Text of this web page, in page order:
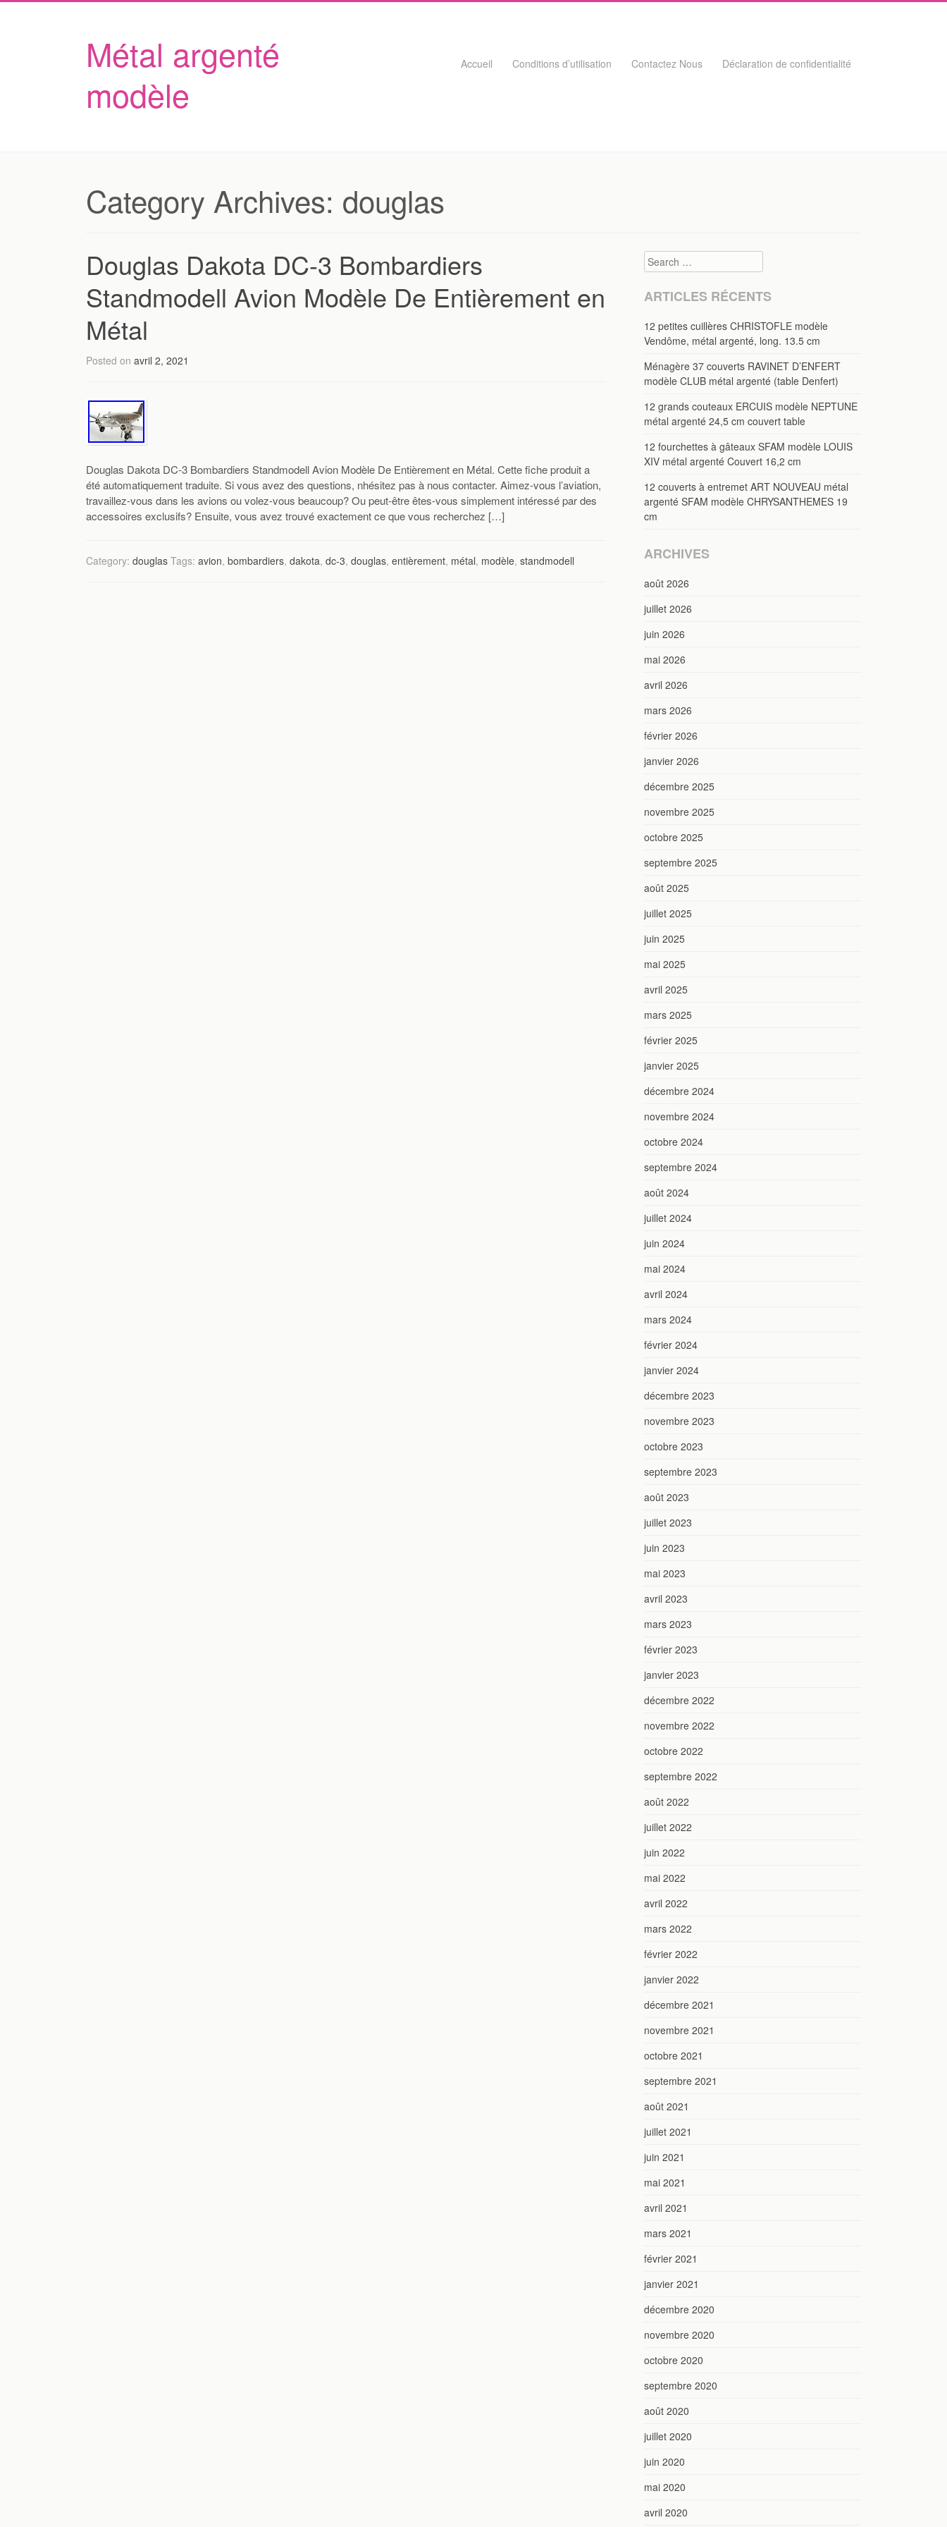
Métal argenté
modèle
Skip to content
Accueil Conditions d’utilisation Contactez Nous Déclaration de confidentialité
Category Archives: douglas
Douglas Dakota DC-3 Bombardiers
Standmodell Avion Modèle De Entièrement en
Métal
Posted on avril 2, 2021
Douglas Dakota DC-3 Bombardiers Standmodell Avion Modèle De Entièrement en Métal. Cette fiche produit a
été automatiquement traduite. Si vous avez des questions, nhésitez pas à nous contacter. Aimez-vous l’aviation,
travaillez-vous dans les avions ou volez-vous beaucoup? Ou peut-être êtes-vous simplement intéressé par des
accessoires exclusifs? Ensuite, vous avez trouvé exactement ce que vous recherchez […]
Category: douglas Tags: avion, bombardiers, dakota, dc-3, douglas, entièrement, métal, modèle, standmodell
Search
ARTICLES RÉCENTS
12 petites cuillères CHRISTOFLE modèle
Vendôme, métal argenté, long. 13.5 cm
Ménagère 37 couverts RAVINET D’ENFERT
modèle CLUB métal argenté (table Denfert)
12 grands couteaux ERCUIS modèle NEPTUNE
métal argenté 24,5 cm couvert table
12 fourchettes à gâteaux SFAM modèle LOUIS
XIV métal argenté Couvert 16,2 cm
12 couverts à entremet ART NOUVEAU métal
argenté SFAM modèle CHRYSANTHEMES 19
cm
ARCHIVES
août 2026
juillet 2026
juin 2026
mai 2026
avril 2026
mars 2026
février 2026
janvier 2026
décembre 2025
novembre 2025
octobre 2025
septembre 2025
août 2025
juillet 2025
juin 2025
mai 2025
avril 2025
mars 2025
février 2025
janvier 2025
décembre 2024
novembre 2024
octobre 2024
septembre 2024
août 2024
juillet 2024
juin 2024
mai 2024
avril 2024
mars 2024
février 2024
janvier 2024
décembre 2023
novembre 2023
octobre 2023
septembre 2023
août 2023
juillet 2023
juin 2023
mai 2023
avril 2023
mars 2023
février 2023
janvier 2023
décembre 2022
novembre 2022
octobre 2022
septembre 2022
août 2022
juillet 2022
juin 2022
mai 2022
avril 2022
mars 2022
février 2022
janvier 2022
décembre 2021
novembre 2021
octobre 2021
septembre 2021
août 2021
juillet 2021
juin 2021
mai 2021
avril 2021
mars 2021
février 2021
janvier 2021
décembre 2020
novembre 2020
octobre 2020
septembre 2020
août 2020
juillet 2020
juin 2020
mai 2020
avril 2020